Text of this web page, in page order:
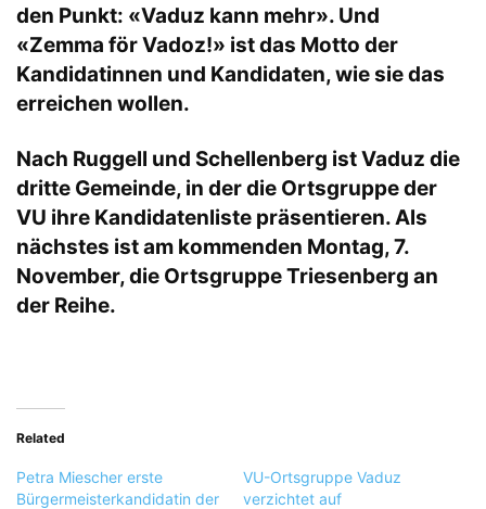
den Punkt: «Vaduz kann mehr». Und
«Zemma för Vadoz!» ist das Motto der
Kandidatinnen und Kandidaten, wie sie das
erreichen wollen.
Nach Ruggell und Schellenberg ist Vaduz die
dritte Gemeinde, in der die Ortsgruppe der
VU ihre Kandidatenliste präsentieren. Als
nächstes ist am kommenden Montag, 7.
November, die Ortsgruppe Triesenberg an
der Reihe.
Related
Petra Miescher erste
Bürgermeisterkandidatin der
VU-Ortsgruppe Vaduz
verzichtet auf